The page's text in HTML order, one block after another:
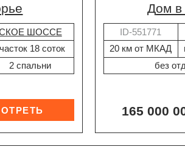
ШОССЕ
18 соток
2 спальни
дом
ID-551771
20 км от МКАД
без
165 000